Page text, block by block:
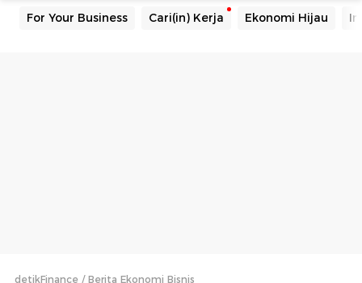
For Your Business Cari(in) Kerja Ekonomi Hijau
detikFinance Berita Ekonomi Bisnis